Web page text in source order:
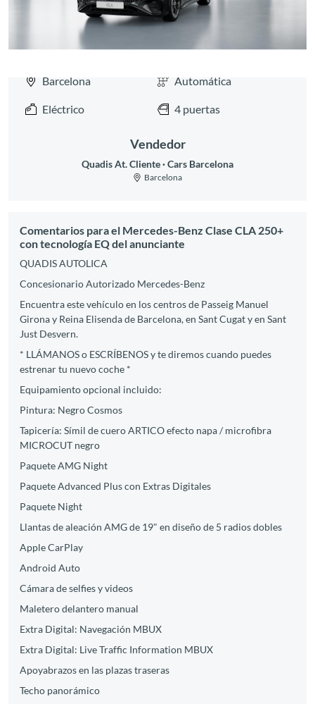
Barcelona Automática
Eléctrico 4 puertas
Vendedor
Quadis At. Cliente Cars Barcelona
Barcelona
Comentarios para el Mercedes-Benz Clase CLA 250+
con tecnología EQ del anunciante
QUADIS AUTOLICA
Concesionario Autorizado Mercedes-Benz
Encuentra este vehículo en los centros de Passeig Manuel
Girona y Reina Elisenda de Barcelona, en Sant Cugat y en Sant
Just Desvern.
* LLÁMANOS o ESCRÍBENOS y te diremos cuando puedes
estrenar tu nuevo coche *
Equipamiento opcional incluido:
Pintura: Negro Cosmos
Tapicería: Símil de cuero ARTICO efecto napa / microfibra
MICROCUT negro
Paquete AMG Night
Paquete Advanced Plus con Extras Digitales
Paquete Night
Llantas de aleación AMG de 19" en diseño de 5 radios dobles
Apple CarPlay
Android Auto
Cámara de selfies y videos
Maletero delantero manual
Extra Digital: Navegación MBUX
Extra Digital: Live Traffic Information MBUX
Apoyabrazos en las plazas traseras
Techo panorámico